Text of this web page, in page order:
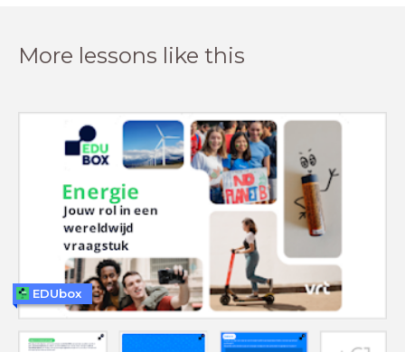
More lessons like this
EDUbox